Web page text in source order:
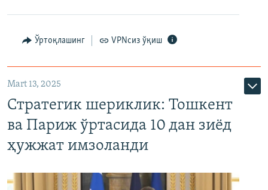
Ўртоқлашинг VPNсиз ўқиш
Mart 13, 2025
Стратегик шериклик: Тошкент
ва Париж ўртасида 10 дан зиёд
ҳужжат имзоланди